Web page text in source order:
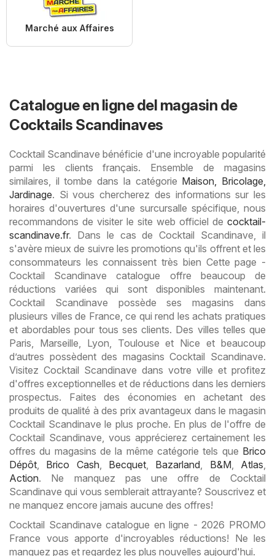
Marché aux Affaires
Catalogue en ligne del magasin de
Cocktails Scandinaves
Cocktail Scandinave bénéficie d'une incroyable popularité
parmi les clients français. Ensemble de magasins
similaires, il tombe dans la catégorie Maison, Bricolage,
Jardinage. Si vous chercherez des informations sur les
horaires d'ouvertures d'une surcursalle spécifique, nous
recommandons de visiter le site web officiel de cocktail-
scandinave.fr. Dans le cas de Cocktail Scandinave, il
s'avère mieux de suivre les promotions qu'ils offrent et les
consommateurs les connaissent très bien Cette page -
Cocktail Scandinave catalogue offre beaucoup de
réductions variées qui sont disponibles maintenant.
Cocktail Scandinave possède ses magasins dans
plusieurs villes de France, ce qui rend les achats pratiques
et abordables pour tous ses clients. Des villes telles que
Paris, Marseille, Lyon, Toulouse et Nice et beaucoup
d’autres possèdent des magasins Cocktail Scandinave.
Visitez Cocktail Scandinave dans votre ville et profitez
d'offres exceptionnelles et de réductions dans les derniers
prospectus. Faites des économies en achetant des
produits de qualité à des prix avantageux dans le magasin
Cocktail Scandinave le plus proche. En plus de l'offre de
Cocktail Scandinave, vous apprécierez certainement les
offres du magasins de la même catégorie tels que Brico
Dépôt, Brico Cash, Becquet, Bazarland, B&M, Atlas,
Action. Ne manquez pas une offre de Cocktail
Scandinave qui vous semblerait attrayante? Souscrivez et
ne manquez encore jamais aucune des offres!
Cocktail Scandinave catalogue en ligne - 2026 PROMO
France vous apporte d'incroyables réductions! Ne les
manquez pas et regardez les plus nouvelles aujourd'hui.